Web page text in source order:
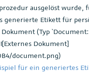
ausgelöst wurde,
generierte Etikett für
(Typ
Dokument]
document.png)
für ein generiertes